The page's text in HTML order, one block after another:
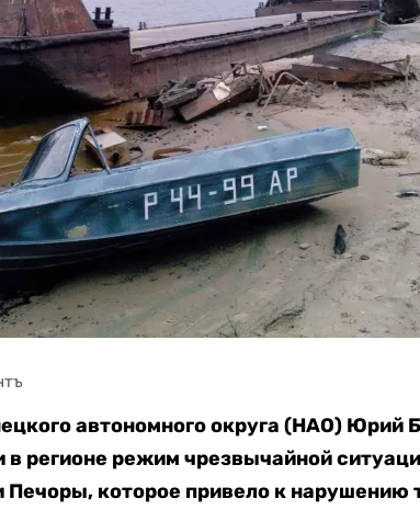
автономного округа (НАО) Юрий
в регионе режим чрезвычайной
Печоры, которое привело к нарушению